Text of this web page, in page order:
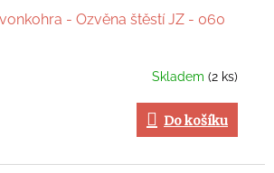
- Ozvěna štěstí JZ - 060
Skladem (2 ks)
Do košíku